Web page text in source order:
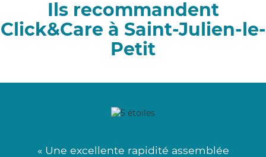
Ils recommandent
Click&Care à Saint-Julien-le-
Petit
« Une excellente rapidité assemblée